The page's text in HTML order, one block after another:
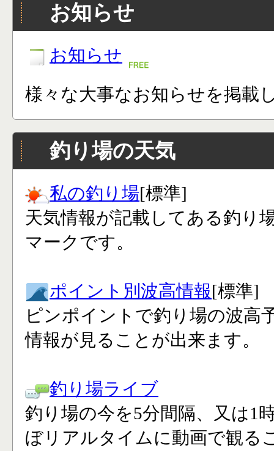
お知らせ
お知らせ
様々な大事なお知らせを掲載
釣り場の天気
私の釣り場[標準]
天気情報が記載してある釣り
マークです。
ポイント別波高情報[標準]
ピンポイントで釣り場の波高
情報が見ることが出来ます。
釣り場ライブ
釣り場の今を5分間隔、又は1
ぼリアルタイムに動画で観る